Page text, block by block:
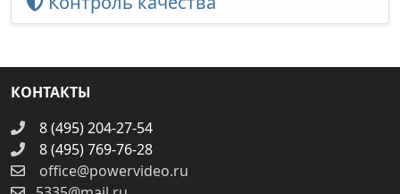
КОНТАКТЫ
8 (495) 204-27-54
8 (495) 769-76-28
office@powervideo.ru